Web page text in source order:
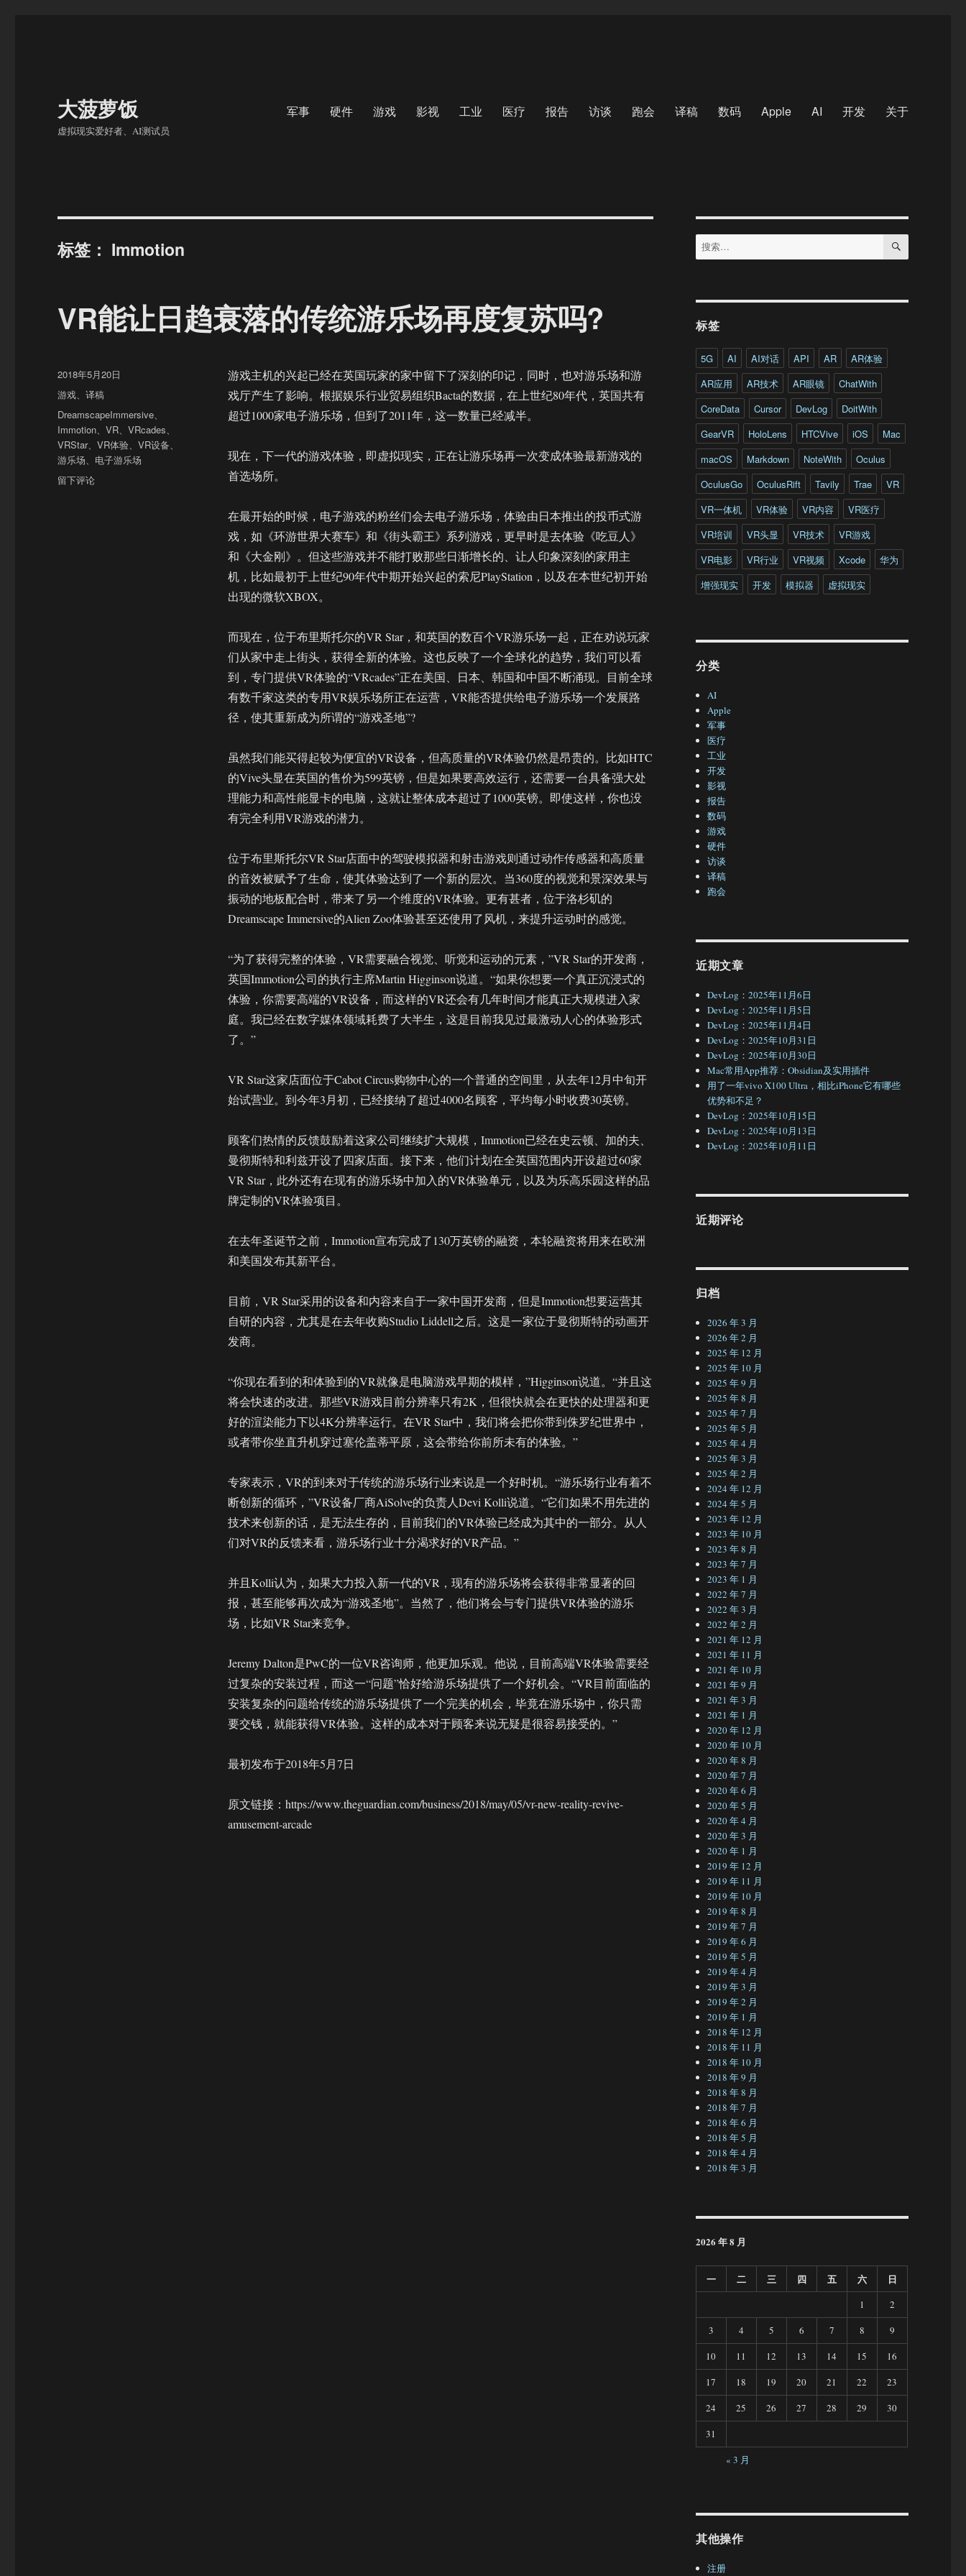
大菠萝饭
虚拟现实爱好者、AI测试员
军事 硬件 游戏 影视 工业 医疗 报告 访谈 跑会 译稿 数码 Apple AI 开发 关于
标签： Immotion
VR能让日趋衰落的传统游乐场再度复苏吗?
游戏主机的兴起已经在英国玩家的家中留下了深刻的印记，同时，也对游乐场和游
戏厅产生了影响。根据娱乐行业贸易组织Bacta的数据，在上世纪80年代，英国共有
超过1000家电子游乐场，但到了2011年，这一数量已经减半。
现在，下一代的游戏体验，即虚拟现实，正在让游乐场再一次变成体验最新游戏的
首选场所。
在最开始的时候，电子游戏的粉丝们会去电子游乐场，体验由日本推出的投币式游
戏，如《环游世界大赛车》和《街头霸王》系列游戏，更早时是去体验《吃豆人》
和《大金刚》。但这些游戏并不能打败那些日渐增长的、让人印象深刻的家用主
机，比如最初于上世纪90年代中期开始兴起的索尼PlayStation，以及在本世纪初开始
出现的微软XBOX。
而现在，位于布里斯托尔的VR Star，和英国的数百个VR游乐场一起，正在劝说玩家
们从家中走上街头，获得全新的体验。这也反映了一个全球化的趋势，我们可以看
到，专门提供VR体验的“VRcades”正在美国、日本、韩国和中国不断涌现。目前全球
有数千家这类的专用VR娱乐场所正在运营，VR能否提供给电子游乐场一个发展路
径，使其重新成为所谓的“游戏圣地”?
虽然我们能买得起较为便宜的VR设备，但高质量的VR体验仍然是昂贵的。比如HTC
的Vive头显在英国的售价为599英镑，但是如果要高效运行，还需要一台具备强大处
理能力和高性能显卡的电脑，这就让整体成本超过了1000英镑。即使这样，你也没
有完全利用VR游戏的潜力。
位于布里斯托尔VR Star店面中的驾驶模拟器和射击游戏则通过动作传感器和高质量
的音效被赋予了生命，使其体验达到了一个新的层次。当360度的视觉和景深效果与
振动的地板配合时，带来了另一个维度的VR体验。更有甚者，位于洛杉矶的
Dreamscape Immersive的Alien Zoo体验甚至还使用了风机，来提升运动时的感觉。
“为了获得完整的体验，VR需要融合视觉、听觉和运动的元素，”VR Star的开发商，
英国Immotion公司的执行主席Martin Higginson说道。“如果你想要一个真正沉浸式的
体验，你需要高端的VR设备，而这样的VR还会有几年时间才能真正大规模进入家
庭。我已经在数字媒体领域耗费了大半生，这是目前我见过最激动人心的体验形式
了。”
VR Star这家店面位于Cabot Circus购物中心的一个普通的空间里，从去年12月中旬开
始试营业。到今年3月初，已经接纳了超过4000名顾客，平均每小时收费30英镑。
顾客们热情的反馈鼓励着这家公司继续扩大规模，Immotion已经在史云顿、加的夫、
曼彻斯特和利兹开设了四家店面。接下来，他们计划在全英国范围内开设超过60家
VR Star，此外还有在现有的游乐场中加入的VR体验单元，以及为乐高乐园这样的品
牌定制的VR体验项目。
在去年圣诞节之前，Immotion宣布完成了130万英镑的融资，本轮融资将用来在欧洲
和美国发布其新平台。
目前，VR Star采用的设备和内容来自于一家中国开发商，但是Immotion想要运营其
自研的内容，尤其是在去年收购Studio Liddell之后。这是一家位于曼彻斯特的动画开
发商。
“你现在看到的和体验到的VR就像是电脑游戏早期的模样，”Higginson说道。“并且这
将会快速的改进。那些VR游戏目前分辨率只有2K，但很快就会在更快的处理器和更
好的渲染能力下以4K分辨率运行。在VR Star中，我们将会把你带到侏罗纪世界中，
或者带你坐直升机穿过塞伦盖蒂平原，这会带给你前所未有的体验。”
专家表示，VR的到来对于传统的游乐场行业来说是一个好时机。“游乐场行业有着不
断创新的循环，”VR设备厂商AiSolve的负责人Devi Kolli说道。“它们如果不用先进的
技术来创新的话，是无法生存的，目前我们的VR体验已经成为其中的一部分。从人
们对VR的反馈来看，游乐场行业十分渴求好的VR产品。”
并且Kolli认为，如果大力投入新一代的VR，现有的游乐场将会获得非常显著的回
报，甚至能够再次成为“游戏圣地”。当然了，他们将会与专门提供VR体验的游乐
场，比如VR Star来竞争。
Jeremy Dalton是PwC的一位VR咨询师，他更加乐观。他说，目前高端VR体验需要经
过复杂的安装过程，而这一“问题”恰好给游乐场提供了一个好机会。“VR目前面临的
安装复杂的问题给传统的游乐场提供了一个完美的机会，毕竟在游乐场中，你只需
要交钱，就能获得VR体验。这样的成本对于顾客来说无疑是很容易接受的。”
最初发布于2018年5月7日
原文链接：https://www.theguardian.com/business/2018/may/05/vr-new-reality-revive-
amusement-arcade
发
布
于
2018年5月20日
分
类
游戏、译稿
标
签
DreamscapeImmersive、
Immotion、VR、VRcades、
VRStar、VR体验、VR设备、
游乐场、 电子游乐场
于
留下评论
搜
索：
搜
标签
5G AI AI对话 API AR
AR体验
AR应用
AR技术 AR眼镜
ChatWith
CoreData
Cursor DevLog
DoitWith
GearVR
HoloLens HTCVive iOS
Mac
macOS
Markdown NoteWith
Oculus
OculusGo
OculusRift Tavily Trae
VR
VR一体机
VR体验 VR内容
VR医疗
VR培训
VR头显 VR技术
VR游戏
VR电影
VR行业 VR视频 Xcode
华为
增强现实
开发 模拟器 虚拟现实
分类
AI
Apple
军事
医疗
工业
开发
影视
报告
数码
游戏
硬件
访谈
译稿
跑会
近期文章
DevLog：2025年11月6日
DevLog：2025年11月5日
DevLog：2025年11月4日
DevLog：2025年10月31日
DevLog：2025年10月30日
Mac常用App推荐：Obsidian及实用插件
用了一年vivo X100 Ultra，相比iPhone它有哪些
优势和不足？
DevLog：2025年10月15日
DevLog：2025年10月13日
DevLog：2025年10月11日
近期评论
归档
2026 年 3 月
2026 年 2 月
2025 年 12 月
2025 年 10 月
2025 年 9 月
2025 年 8 月
2025 年 7 月
2025 年 5 月
2025 年 4 月
2025 年 3 月
2025 年 2 月
2024 年 12 月
2024 年 5 月
2023 年 12 月
2023 年 10 月
2023 年 8 月
2023 年 7 月
2023 年 1 月
2022 年 7 月
2022 年 3 月
2022 年 2 月
2021 年 12 月
2021 年 11 月
2021 年 10 月
2021 年 9 月
2021 年 3 月
2021 年 1 月
2020 年 12 月
2020 年 10 月
2020 年 8 月
2020 年 7 月
2020 年 6 月
2020 年 5 月
2020 年 4 月
2020 年 3 月
2020 年 1 月
2019 年 12 月
2019 年 11 月
2019 年 10 月
2019 年 8 月
2019 年 7 月
2019 年 6 月
2019 年 5 月
2019 年 4 月
2019 年 3 月
2019 年 2 月
2019 年 1 月
2018 年 12 月
2018 年 11 月
2018 年 10 月
2018 年 9 月
2018 年 8 月
2018 年 7 月
2018 年 6 月
2018 年 5 月
2018 年 4 月
2018 年 3 月
2026 年 8 月
一 二 三 四 五 六 日
1
2
3
4 5 6 7 8
9
10
11 12 13 14 15
16
17
18 19 20 21 22
23
24
25 26 27 28 29
30
31
« 3 月
其他操作
注册